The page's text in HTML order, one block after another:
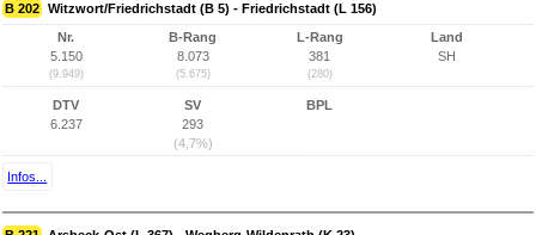
B 202 Witzwort/Friedrichstadt (B 5) - Friedrichstadt (L 156)
Nr.
5.150
(9.949)
B-Rang
8.073
(5.675)
L-Rang
381
(280)
Land
SH
DTV
6.237
SV
293
(4,7%)
BPL
Infos...